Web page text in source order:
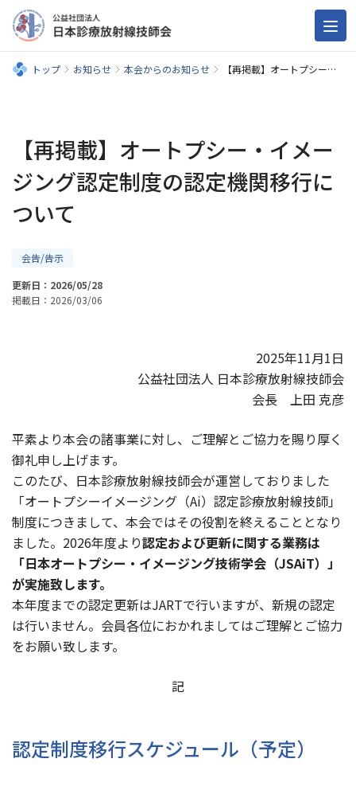
トップ お知らせ 本会からのお知らせ 【再掲載】オートプシー・イメージング認定制度の認定機関移行について
【再掲載】オートプシー・イメー
ジング認定制度の認定機関移行に
ついて
会告/告示
更新日：2026/05/28
掲載日：2026/03/06
2025年11月1日
公益社団法人 日本診療放射線技師会
会長 上田 克彦
平素より本会の諸事業に対し、ご理解とご協力を賜り厚く
御礼申し上げます。
このたび、日本診療放射線技師会が運営しておりました
「オートプシーイメージング（Ai）認定診療放射線技師」
制度につきまして、本会ではその役割を終えることとなり
ました。2026年度より認定および更新に関する業務は
「日本オートプシー・イメージング技術学会（JSAiT）」
が実施致します。
本年度までの認定更新はJARTで行いますが、新規の認定
は行いません。会員各位におかれましてはご理解とご協力
をお願い致します。
記
認定制度移行スケジュール（予定）